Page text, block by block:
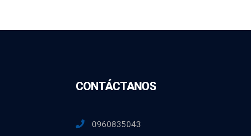
CONTÁCTANOS
0960835043